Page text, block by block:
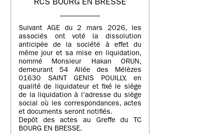
RCS BOURG EN BRESSE
Suivant AGE du 2 mars 2026, les
associés ont voté la dissolution
anticipée de la société à effet du
même jour et sa mise en liquidation,
nommé Monsieur Hakan ORUN,
demeurant 54 Allée des Mélèzes
01630 SAINT GENIS POUILLY, en
qualité de liquidateur et fixé le siège
de la liquidation à l’adresse du siège
social où les correspondances, actes
et documents seront notifiés.
Depôt des actes au Greffe du TC
BOURG EN BRESSE.